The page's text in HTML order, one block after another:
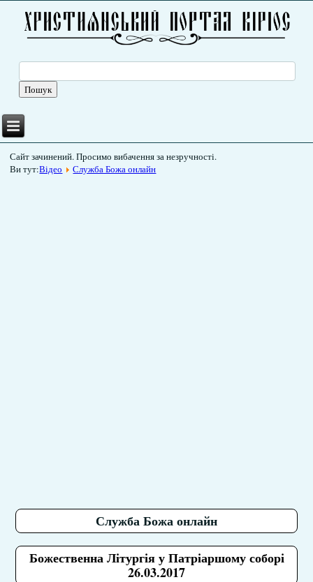
Сайт зачинений. Просимо вибачення за незручності.
Ви тут:Відео Служба Божа онлайн
Служба Божа онлайн
Божественна Літургія у Патріаршому соборі
26.03.2017